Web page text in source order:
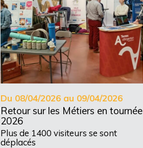
Du 08/04/2026 au 09/04/2026
Retour sur les Métiers en tournée
2026
Plus de 1400 visiteurs se sont
déplacés